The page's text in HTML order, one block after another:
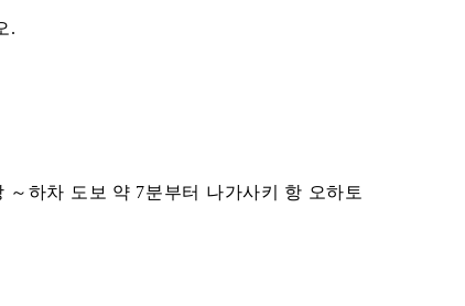
.
하차 도보 약 7분부터 나가사키 항 오하토